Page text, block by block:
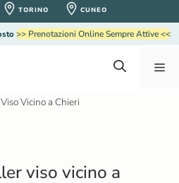
TORINO CUNEO
>> Prenotazioni Online Sempre Attive <<
M
Vicino a Chieri
viso vicino a